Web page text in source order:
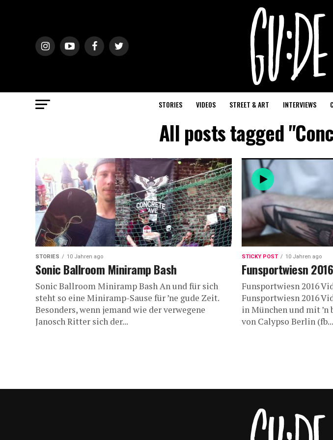
STORIES VIDEOS STREET & ART INTERVIEWS
All posts tagged
STORIES 10 Jahren ago
Sonic Ballroom Miniramp Bash
Sonic Ballroom Miniramp Bash An und für sich
steht so eine Miniramp-Sause für ’ne gude Zeit.
Besonders, wenn jemand wie der verwegene
Janosch Ritter sich der...
STICKY POST 10 Jahren ago
Funsportwiesn
Funsportwiesn 2016
Funsportwiesn 2016
in München und mit
von Calypso Berlin (fb...